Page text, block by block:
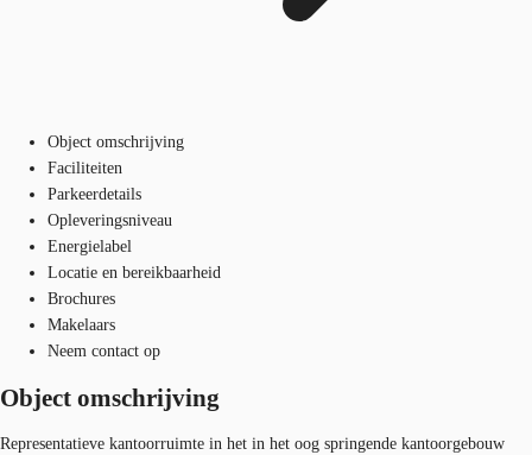
Object omschrijving
Faciliteiten
Parkeerdetails
Opleveringsniveau
Energielabel
Locatie en bereikbaarheid
Brochures
Makelaars
Neem contact op
Object omschrijving
Representatieve kantoorruimte in het in het oog springende kantoorgebouw